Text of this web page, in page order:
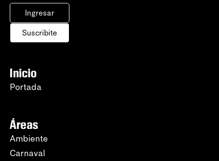
Ingresar
Suscribite
Inicio
Portada
Áreas
Ambiente
Carnaval